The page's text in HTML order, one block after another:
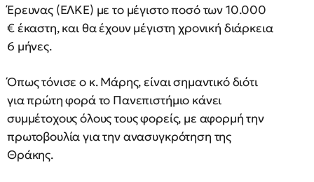
Έρευνας (ΕΛΚΕ) με το μέγιστο ποσό των 10.000
€ έκαστη, και θα έχουν μέγιστη χρονική διάρκεια
6 μήνες.
Όπως τόνισε ο κ. Μάρης, είναι σημαντικό διότι
για πρώτη φορά το Πανεπιστήμιο κάνει
συμμέτοχους όλους τους φορείς, με αφορμή την
πρωτοβουλία για την ανασυγκρότηση της
Θράκης.